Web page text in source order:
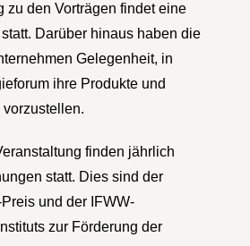
zu den Vorträgen findet eine
Darüber hinaus haben die
Gelegenheit, in
ihre Produkte und
finden jährlich
statt. Dies sind der
und der IFWW-
zur Förderung der